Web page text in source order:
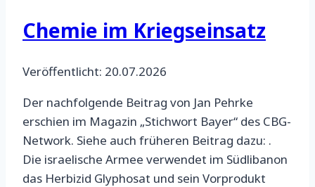
Chemie im Kriegseinsatz
Veröffentlicht: 20.07.2026
Der nachfolgende Beitrag von Jan Pehrke
erschien im Magazin „Stichwort Bayer“ des CBG-
Network. Siehe auch früheren Beitrag dazu: .
Die israelische Armee verwendet im Südlibanon
das Herbizid Glyphosat und sein Vorprodukt